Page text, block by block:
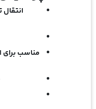
مناسب برای